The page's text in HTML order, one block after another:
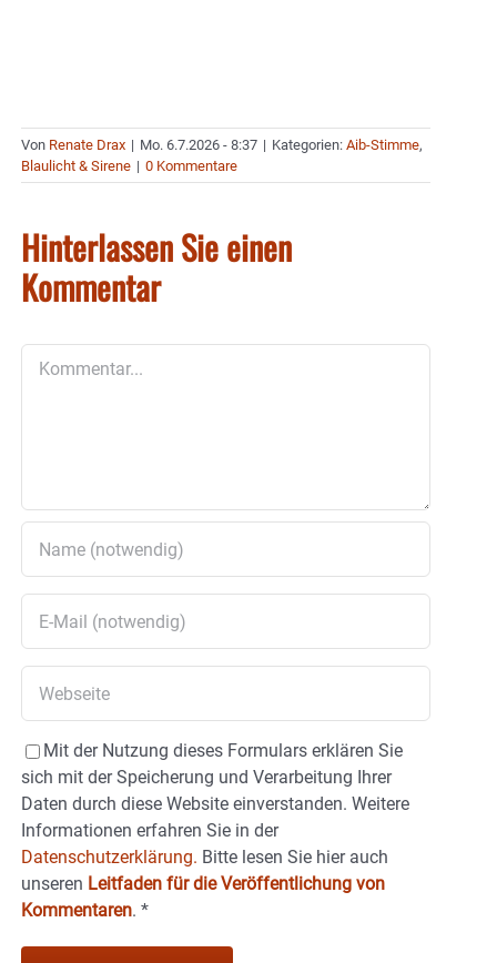
Von Renate Drax | Mo. 6.7.2026 - 8:37 | Kategorien: Aib-Stimme,
Blaulicht & Sirene | 0 Kommentare
Hinterlassen Sie einen
Kommentar
Mit der Nutzung dieses Formulars erklären Sie
sich mit der Speicherung und Verarbeitung Ihrer
Daten durch diese Website einverstanden. Weitere
Informationen erfahren Sie in der
Datenschutzerklärung. Bitte lesen Sie hier auch
unseren Leitfaden für die Veröffentlichung von
Kommentaren. *